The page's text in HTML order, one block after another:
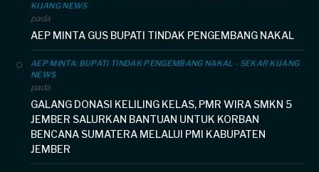
KIJANG NEWS
pada
AEP MINTA GUS BUPATI TINDAK PENGEMBANG NAKAL
AEP MINTA: BUPATI TINDAK PENGEMBANG NAKAL - SEKAR KIJANG
NEWS
pada
GALANG DONASI KELILING KELAS, PMR WIRA SMKN 5
JEMBER SALURKAN BANTUAN UNTUK KORBAN
BENCANA SUMATERA MELALUI PMI KABUPATEN
JEMBER